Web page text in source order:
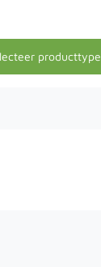
producttype